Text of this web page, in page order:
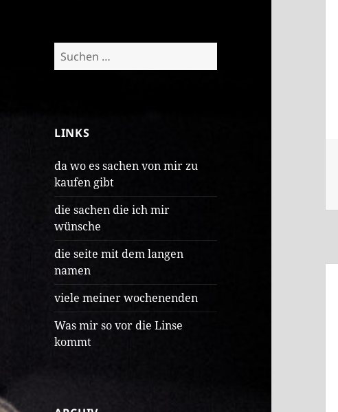
Suchen
nach:
LINKS
da wo es sachen von mir zu
kaufen gibt
die sachen die ich mir
wünsche
die seite mit dem langen
namen
viele meiner wochenenden
Was mir so vor die Linse
kommt